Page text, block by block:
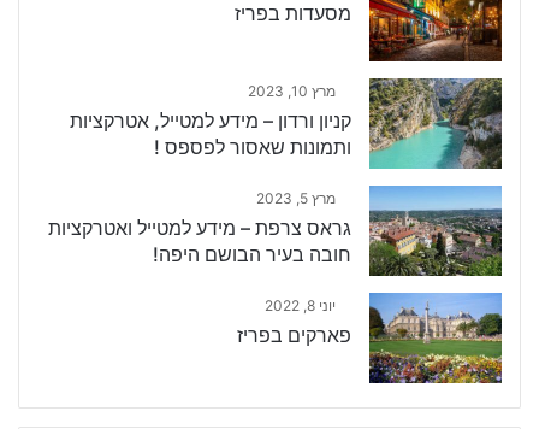
מסעדות בפריז
מרץ 10, 2023
קניון ורדון – מידע למטייל, אטרקציות
ותמונות שאסור לפספס !
מרץ 5, 2023
גראס צרפת – מידע למטייל ואטרקציות
חובה בעיר הבושם היפה!
יוני 8, 2022
פארקים בפריז